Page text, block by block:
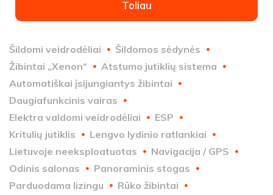
Toliau
Šildomi veidrodėliai
Šildomos sėdynės
Žibintai „Xenon“
Atstumo jutiklių sistema
Automatiškai įsijungiantys žibintai
Daugiafunkcinis vairas
Elektra valdomi veidrodėliai
ESP
Kritulių jutiklis
Lengvo lydinio ratlankiai
Lietuvoje neeksploatuotas
Navigacija / GPS
Odinis salonas
Panoraminis stogas
Parduodama lizingu
Rūko žibintai